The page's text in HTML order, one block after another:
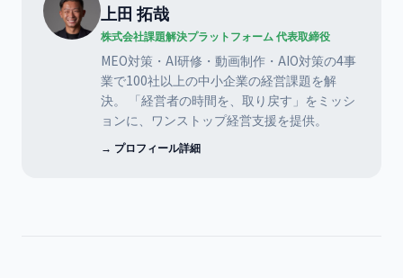
上田 拓哉
株式会社課題解決プラットフォーム 代表取締役
MEO対策・AI研修・動画制作・AIO対策の4事
業で100社以上の中小企業の経営課題を解
決。 「経営者の時間を、取り戻す」をミッシ
ョンに、ワンストップ経営支援を提供。
→ プロフィール詳細